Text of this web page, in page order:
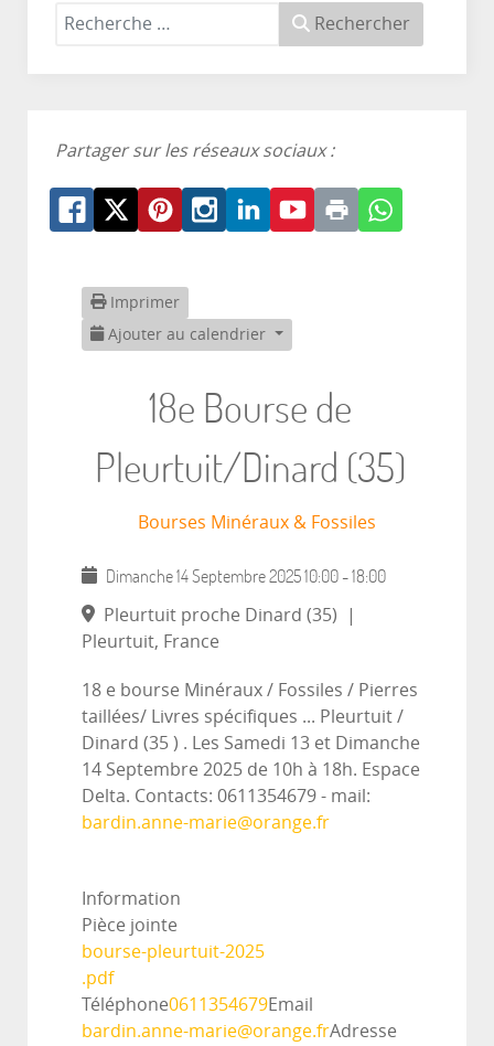
Rechercher
Partager sur les réseaux sociaux :
Imprimer
Ajouter au calendrier
18e Bourse de
Pleurtuit/Dinard (35)
Bourses Minéraux & Fossiles
Dimanche 14 Septembre 202510:00 -18:00
Pleurtuit proche Dinard (35)
|
Pleurtuit, France
18 e bourse Minéraux / Fossiles / Pierres
taillées/ Livres spécifiques ... Pleurtuit /
Dinard (35 ) . Les Samedi 13 et Dimanche
14 Septembre 2025 de 10h à 18h. Espace
Delta. Contacts: 0611354679 - mail:
bardin.anne-marie@orange.fr
Information
Pièce jointe
bourse-pleurtuit-2025
.pdf
Téléphone0611354679Email
bardin.anne-marie@orange.frAdresse